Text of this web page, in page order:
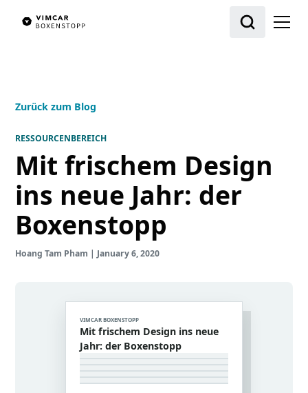
Zurück zum Blog
RESSOURCENBEREICH
Mit frischem Design
ins neue Jahr: der
Boxenstopp
Hoang Tam Pham | January 6, 2020
VIMCAR BOXENSTOPP
Mit frischem Design ins neue
Jahr: der Boxenstopp